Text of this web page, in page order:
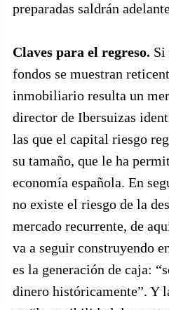
preparadas saldrán
Claves para el regreso. Si
fondos se muestran
inmobiliario resulta un
director de Ibersuizas
las que el capital riesgo
su tamaño, que le ha
economía española. En
no existe el riesgo de la
mercado recurrente, de
va a seguir construyendo
es la generación de caja:
dinero históricamente”. Y